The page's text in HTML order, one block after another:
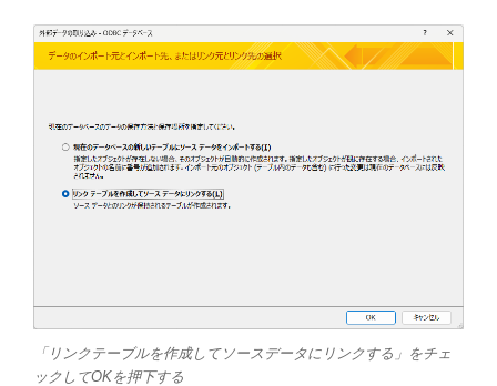
「リンクテーブルを作成してソースデータにリンクする」をチェ
ックしてOKを押下する